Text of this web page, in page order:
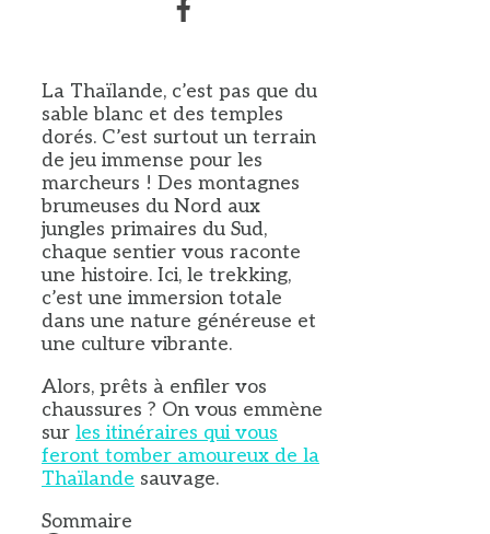
La Thaïlande, c’est pas que du
sable blanc et des temples
dorés. C’est surtout un terrain
de jeu immense pour les
marcheurs ! Des montagnes
brumeuses du Nord aux
jungles primaires du Sud,
chaque sentier vous raconte
une histoire. Ici, le trekking,
c’est une immersion totale
dans une nature généreuse et
une culture vibrante.
Alors, prêts à enfiler vos
chaussures ? On vous emmène
sur les itinéraires qui vous
feront tomber amoureux de la
Thaïlande sauvage.
Sommaire